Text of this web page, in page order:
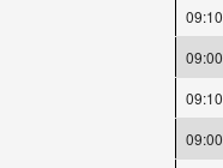
09:10
09:00
09:10
09:00